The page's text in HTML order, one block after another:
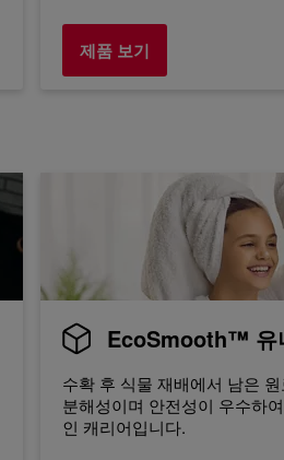
제품 보기
EcoSmooth™ 유
수확 후 식물 재배에서 남은
분해성이며 안전성이 우수하
인 캐리어입니다.